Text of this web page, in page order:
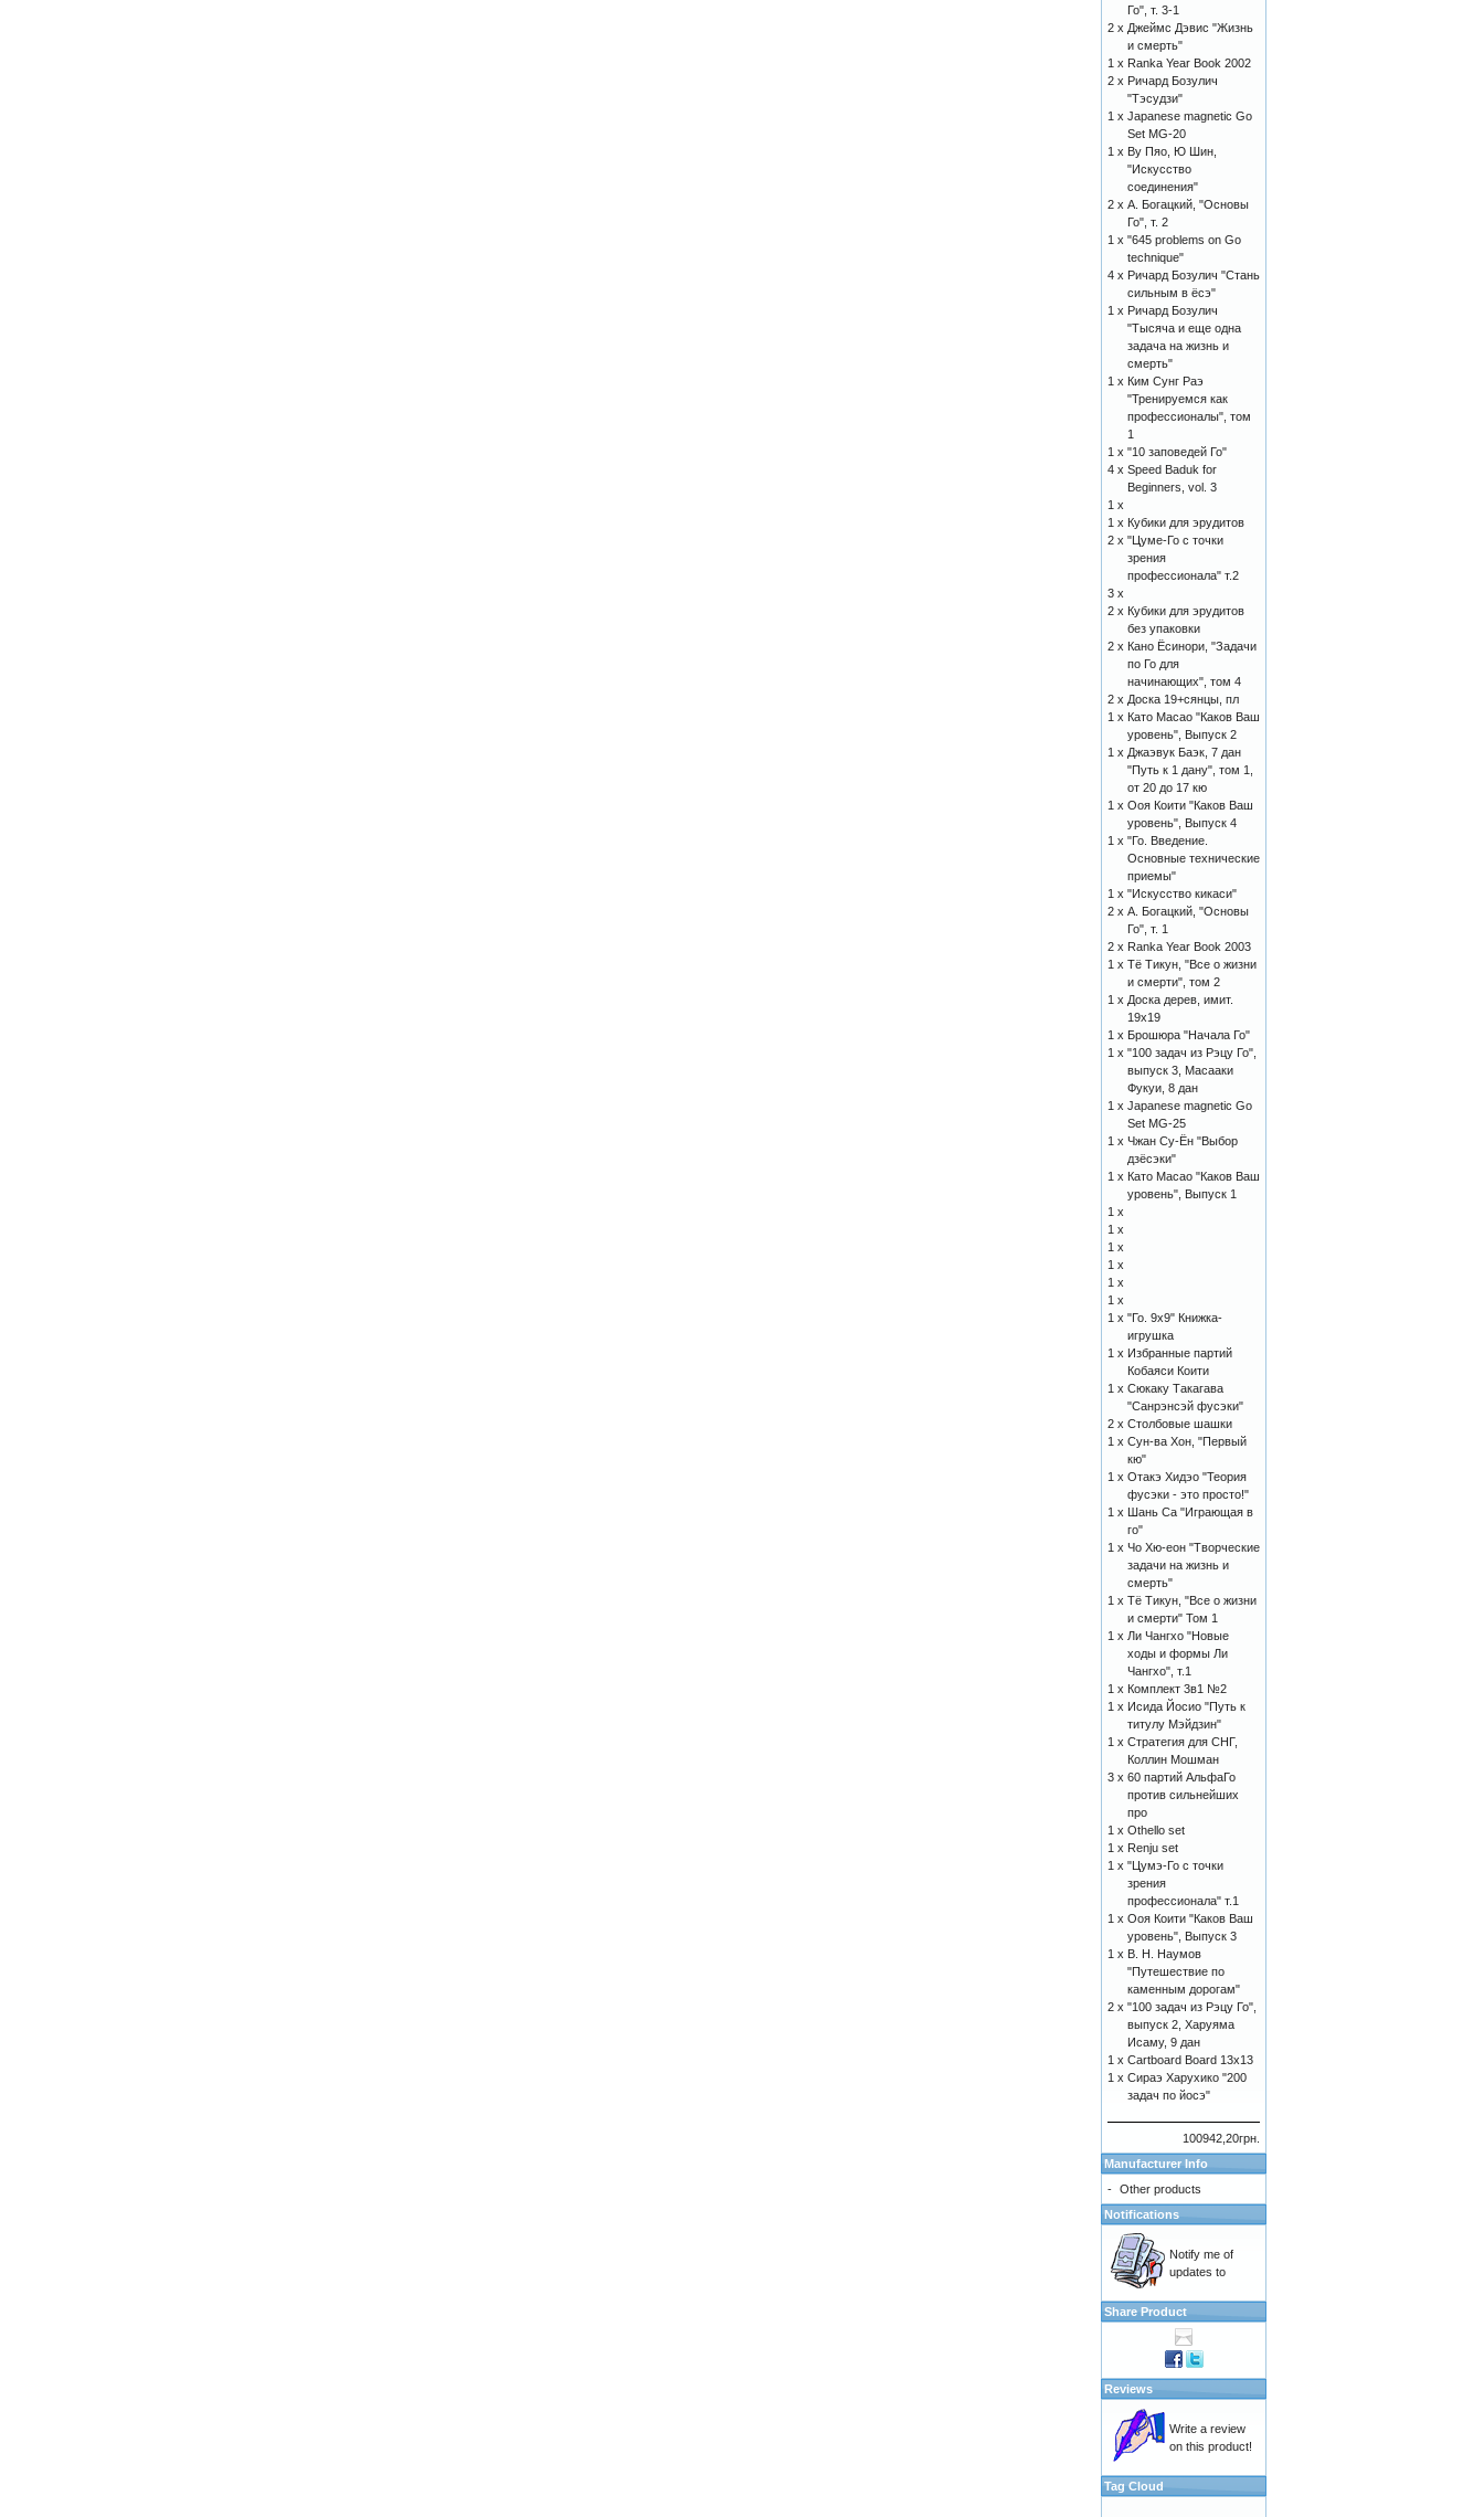
Го", т. 3-1
2 x Джеймс Дэвис "Жизнь
и смерть"
1 x Ranka Year Book 2002
2 x Ричард Бозулич
"Тэсудзи"
1 x Japanese magnetic Go
Set MG-20
1 x Ву Пяо, Ю Шин,
"Искусство
соединения"
2 x А. Богацкий, "Основы
Го", т. 2
1 x "645 problems on Go
technique"
4 x Ричард Бозулич "Стань
сильным в ёсэ"
1 x Ричард Бозулич
"Тысяча и еще одна
задача на жизнь и
смерть"
1 x Ким Сунг Раэ
"Тренируемся как
профессионалы", том
1
1 x "10 заповедей Го"
4 x Speed Baduk for
Beginners, vol. 3
1 x
1 x Кубики для эрудитов
2 x "Цуме-Го с точки
зрения
профессионала" т.2
3 x
2 x Кубики для эрудитов
без упаковки
2 x Кано Ёсинори, "Задачи
по Го для
начинающих", том 4
2 x Доска 19+сянцы, пл
1 x Като Масао "Каков Ваш
уровень", Выпуск 2
1 x Джаэвук Баэк, 7 дан
"Путь к 1 дану", том 1,
от 20 до 17 кю
1 x Ооя Коити "Каков Ваш
уровень", Выпуск 4
1 x "Го. Введение.
Основные технические
приемы"
1 x "Искусство кикаси"
2 x А. Богацкий, "Основы
Го", т. 1
2 x Ranka Year Book 2003
1 x Тё Тикун, "Все о жизни
и смерти", том 2
1 x Доска дерев, имит.
19х19
1 x Брошюра "Начала Го"
1 x "100 задач из Рэцу Го",
выпуск 3, Масааки
Фукуи, 8 дан
1 x Japanese magnetic Go
Set MG-25
1 x Чжан Су-Ён "Выбор
дзёсэки"
1 x Като Масао "Каков Ваш
уровень", Выпуск 1
1 x
1 x
1 x
1 x
1 x
1 x
1 x "Го. 9х9" Книжка-
игрушка
1 x Избранные партий
Кобаяси Коити
1 x Сюкаку Такагава
"Санрэнсэй фусэки"
2 x Столбовые шашки
1 x Сун-ва Хон, "Первый
кю"
1 x Отакэ Хидэо "Теория
фусэки - это просто!"
1 x Шань Са "Играющая в
го"
1 x Чо Хю-еон "Творческие
задачи на жизнь и
смерть"
1 x Тё Тикун, "Все о жизни
и смерти" Том 1
1 x Ли Чангхо "Новые
ходы и формы Ли
Чангхо", т.1
1 x Комплект 3в1 №2
1 x Исида Йосио "Путь к
титулу Мэйдзин"
1 x Стратегия для СНГ,
Коллин Мошман
3 x 60 партий АльфаГо
против сильнейших
про
1 x Othello set
1 x Renju set
1 x "Цумэ-Го с точки
зрения
профессионала" т.1
1 x Ооя Коити "Каков Ваш
уровень", Выпуск 3
1 x В. Н. Наумов
"Путешествие по
каменным дорогам"
2 x "100 задач из Рэцу Го",
выпуск 2, Харуяма
Исаму, 9 дан
1 x Cartboard Board 13x13
1 x Сираэ Харухико "200
задач по йосэ"
100942,20грн.
Manufacturer Info
- Other products
Notifications
Notify me of
updates to
Share Product
Reviews
Write a review
on this product!
Tag Cloud